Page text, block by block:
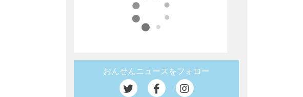
おんせんニュースをフォロー